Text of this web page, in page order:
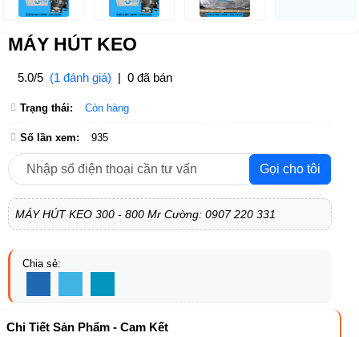
MÁY HÚT KEO
5.0/5 (1 đánh giá) | 0 đã bán
Trạng thái: Còn hàng
Số lần xem: 935
Gọi cho tôi
MÁY HÚT KEO 300 - 800 Mr Cường: 0907 220 331
Chia sẻ:
Chi Tiết Sản Phẩm - Cam Kết